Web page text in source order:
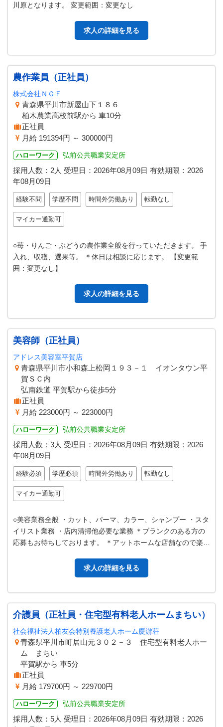
川原となります。 変更範囲：変更なし
求人の詳細を見る
農作業員（正社員）
株式会社ＮＧＦ
青森県平川市新屋山下１８６
柏木農業高校前駅から 車10分
正社員
月給 191394円 ～ 300000円
ハローワーク 弘前公共職業安定所
採用人数：2人 受理日： 2026年08月09日 有効期限： 2026
年08月09日
経験不問 学歴不問 時間外労働あり 転勤なし
マイカー通勤可
○苺・りんご・ぶどうの農作業全般を行っていただきます。 手
入れ、収穫、選果等。 ＊休日は相談に応じます。 【変更範
囲：変更なし】
求人の詳細を見る
美容師（正社員）
アドレス美容室平賀店
青森県平川市小和森上松岡１９３－１ イオンタウン平
賀ＳＣ内
弘南鉄道 平賀駅から徒歩5分
正社員
月給 223000円 ～ 223000円
ハローワーク 弘前公共職業安定所
採用人数：3人 受理日： 2026年08月09日 有効期限： 2026
年08月09日
経験必須 学歴必須 時間外労働あり 転勤なし
マイカー通勤可
○美容業務全般 ・カット、パーマ、カラー、シャンプー ・スタ
イリスト業務 ・店内清掃他必要な業務 ＊ブランクのある方の
応募もお待ちしております。 ＊アットホームな店舗なので楽し
求人の詳細を見る
介護員（正社員・住宅型有料老人ホームまちい）
社会福祉法人柏友会特別養護老人ホーム慶游荘
青森県平川市町居山元３０２－３ 住宅型有料老人ホー
ム まちい
平賀駅から 車5分
正社員
月給 179700円 ～ 229700円
ハローワーク 弘前公共職業安定所
採用人数：5人 受理日： 2026年08月09日 有効期限： 2026